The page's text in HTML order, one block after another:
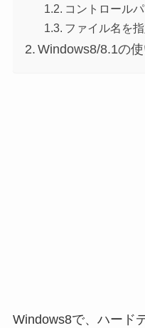
コントロール
ファイル名を
Windows8/8.1の
Windows8で、ハード